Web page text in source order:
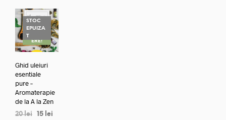
STOC
EPUIZA
TREDUC
ERE!
Ghid uleiuri
esentiale
pure –
Aromaterapie
de la A la Zen
20lei 15 lei